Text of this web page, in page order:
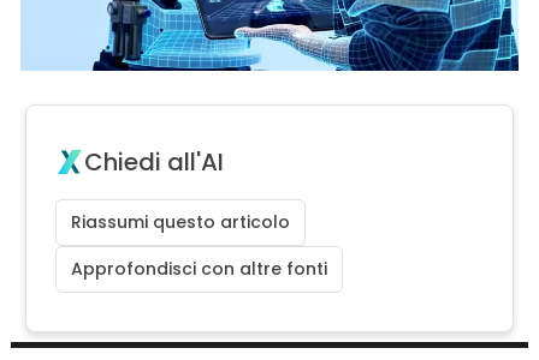
Chiedi all'AI
Riassumi questo articolo
Approfondisci con altre fonti